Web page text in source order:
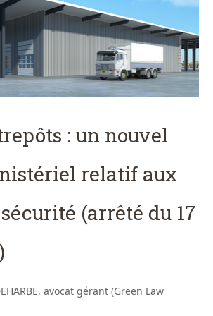
: un nouvel
relatif aux
(arrêté du 17
avocat gérant (Green Law